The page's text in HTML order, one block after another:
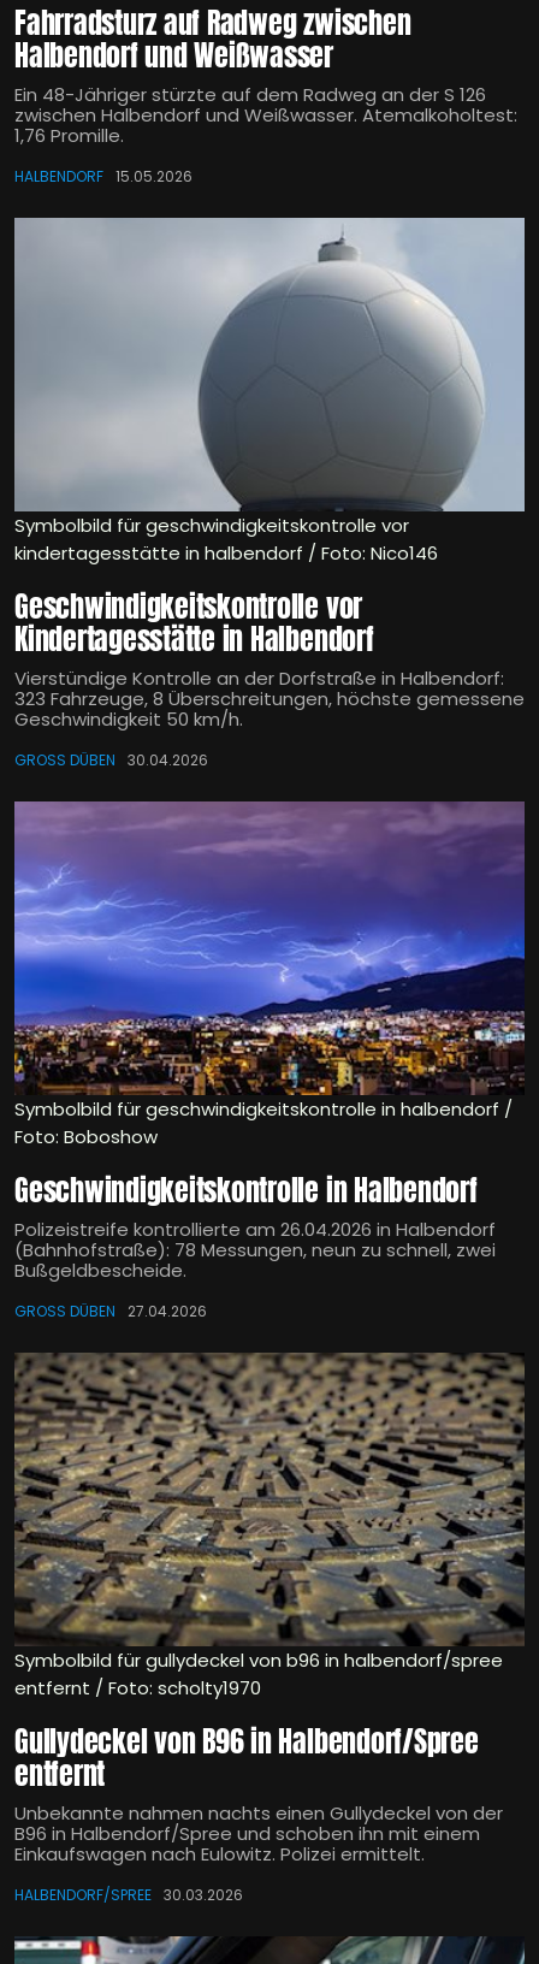
Fahrradsturz auf Radweg zwischen
Halbendorf und Weißwasser
Ein 48-Jähriger stürzte auf dem Radweg an der S 126
zwischen Halbendorf und Weißwasser. Atemalkoholtest:
1,76 Promille.
HALBENDORF 15.05.2026
Symbolbild für geschwindigkeitskontrolle vor
kindertagesstätte in halbendorf / Foto: Nico146
Geschwindigkeitskontrolle vor
Kindertagesstätte in Halbendorf
Vierstündige Kontrolle an der Dorfstraße in Halbendorf:
323 Fahrzeuge, 8 Überschreitungen, höchste gemessene
Geschwindigkeit 50 km/h.
GROSS DÜBEN 30.04.2026
Symbolbild für geschwindigkeitskontrolle in halbendorf /
Foto: Boboshow
Geschwindigkeitskontrolle in Halbendorf
Polizeistreife kontrollierte am 26.04.2026 in Halbendorf
(Bahnhofstraße): 78 Messungen, neun zu schnell, zwei
Bußgeldbescheide.
GROSS DÜBEN 27.04.2026
Symbolbild für gullydeckel von b96 in halbendorf/spree
entfernt / Foto: scholty1970
Gullydeckel von B96 in Halbendorf/Spree
entfernt
Unbekannte nahmen nachts einen Gullydeckel von der
B96 in Halbendorf/Spree und schoben ihn mit einem
Einkaufswagen nach Eulowitz. Polizei ermittelt.
HALBENDORF/SPREE 30.03.2026